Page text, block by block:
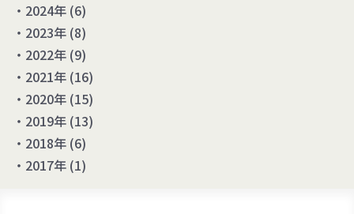
2024年 (6)
2023年 (8)
2022年 (9)
2021年 (16)
2020年 (15)
2019年 (13)
2018年 (6)
2017年 (1)